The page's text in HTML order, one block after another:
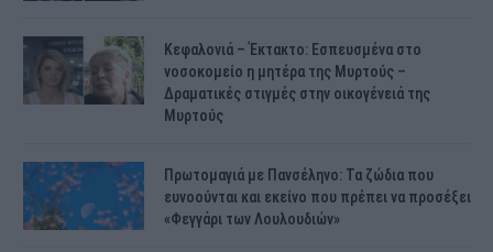
Κεφαλονιά – Έκτακτο: Εσπευσμένα στο
νοσοκομείο η μητέρα της Μυρτούς –
Δραματικές στιγμές στην οικογένειά της
Μυρτούς
Πρωτομαγιά με Πανσέληνο: Τα ζώδια που
ευνοούνται και εκείνο που πρέπει να προσέξει
«Φεγγάρι των Λουλουδιών»